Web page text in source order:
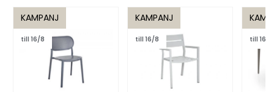
KAMPANJ
till 16/8
KAMPANJ
till 16/8 till 16/8